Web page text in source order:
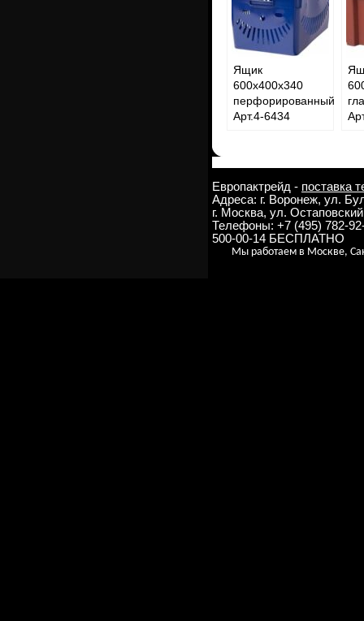
Ящик
600x400x340
перфорированный
Арт.4-6434
Европактрейд - поставка
Адреса: г. Воронеж, ул.
г. Москва, ул.
Телефоны: +7 (495) 782-
500-00-14 БЕСПЛАТНО
Мы работаем в Москве,